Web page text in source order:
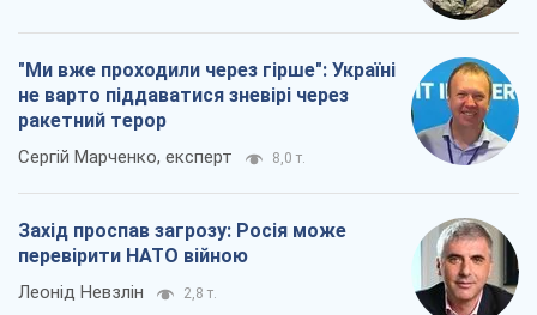
"Ми вже проходили через гірше": Україні
не варто піддаватися зневірі через
ракетний терор
Сергій Марченко, експерт 8,0 т.
Захід проспав загрозу: Росія може
перевірити НАТО війною
Леонід Невзлін 2,8 т.